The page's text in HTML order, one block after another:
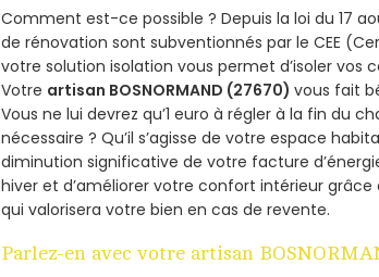
Comment est-ce possible ? Depuis la loi du 17
de rénovation sont subventionnés par le CEE
votre solution isolation vous permet d’isoler
Votre artisan BOSNORMAND (27670)vous fait
Vous ne lui devrez qu’1 euro à régler à la fin du
nécessaire ? Qu’il s’agisse de votre espace
diminution significative de votre facture
hiver et d’améliorer votre confort intérieur
qui valorisera votre bien en cas de revente.
Parlez-en avec votre artisan